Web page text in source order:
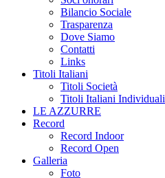
Bilancio Sociale
Trasparenza
Dove Siamo
Contatti
Links
Titoli Italiani
Titoli Società
Titoli Italiani Individuali
LE AZZURRE
Record
Record Indoor
Record Open
Galleria
Foto